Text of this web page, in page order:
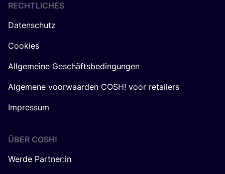
RECHTLICHES
Datenschutz
Cookies
Allgemeine Geschäftsbedingungen
Algemene voorwaarden COSH! voor retailers
Impressum
ÜBER COSH!
Werde Partner:in